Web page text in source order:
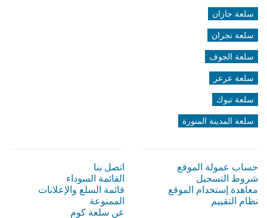
سلعة جازان
سلعة نجران
سلعة الجوف
سلعة عرعر
سلعة تبوك
سلعة المدينة المنورة
حساب عمولة الموقع
شروط التسجيل
معاهدة إستخدام الموقع
نظام التقييم
اتصل بنا
القائمة السوداء
قائمة السلع والإعلانات
الممنوعة
عن سلعة كوم